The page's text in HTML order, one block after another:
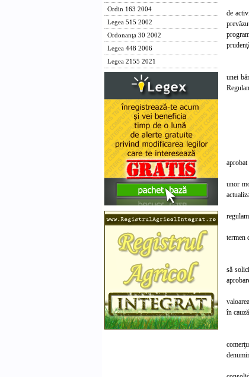
Ordin 163 2004
Legea 515 2002
Ordonanţa 30 2002
Legea 448 2006
Legea 2155 2021
de
unei
aprobat
unor
termen
să
în